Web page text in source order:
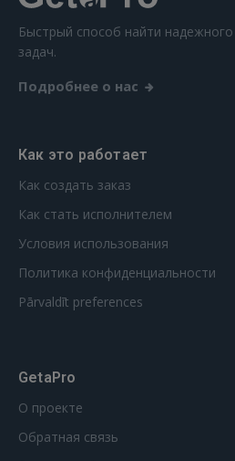
Быстрый способ найти
задач.
Подробнее о нас
Как это работает
Как создать заказ
Как стать исполнителем
Условия использования
Политика конфиденциальности
Pārvaldīt preferences
GetaPro
О проекте
Обратная связь